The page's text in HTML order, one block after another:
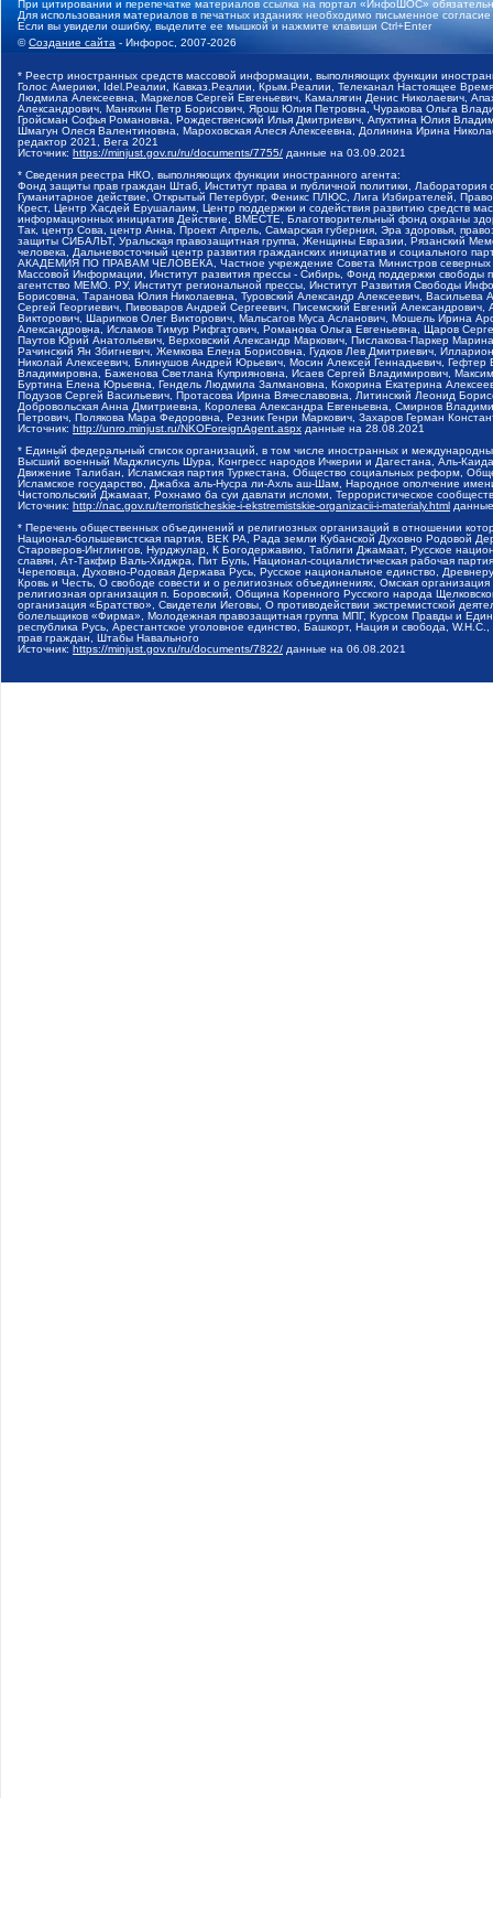
При цитировании и перепечатке материалов ссылка на портал «ИнфоШОС»
Для использования материалов в печатных изданиях необходимо письменное
Если вы увидели ошибку, выделите ее мышкой и нажмите клавиши Ctrl+Enter
©Создание сайта - Инфорос, 2007-2026
* Реестр иностранных средств массовой информации, выполняющих функции
Голос Америки, Idel.Реалии, Кавказ.Реалии, Крым.Реалии, Телеканал Настоящее
Людмила Алексеевна, Маркелов Сергей Евгеньевич, Камалягин Денис Николаевич,
Александрович, Маняхин Петр Борисович, Ярош Юлия Петровна, Чуракова Ольга
Гройсман Софья Романовна, Рождественский Илья Дмитриевич, Апухтина Юлия
Шмагун Олеся Валентиновна, Мароховская Алеся Алексеевна, Долинина Ирина
редактор 2021, Вега 2021
Источник: https://minjust.gov.ru/ru/documents/7755/ данные на 03.09.2021
* Сведения реестра НКО, выполняющих функции иностранного агента:
Фонд защиты прав граждан Штаб, Институт права и публичной политики,
Гуманитарное действие, Открытый Петербург, Феникс ПЛЮС, Лига Избирателей,
Крест, Центр Хасдей Ерушалаим, Центр поддержки и содействия развитию средств
информационных инициатив Действие, ВМЕСТЕ, Благотворительный фонд охраны
Так, центр Сова, центр Анна, Проект Апрель, Самарская губерния, Эра здоровья,
защиты СИБАЛЬТ, Уральская правозащитная группа, Женщины Евразии, Рязанский
человека, Дальневосточный центр развития гражданских инициатив и социального
АКАДЕМИЯ ПО ПРАВАМ ЧЕЛОВЕКА, Частное учреждение Совета Министров северных
Массовой Информации, Институт развития прессы - Сибирь, Фонд поддержки
агентство МЕМО. РУ, Институт региональной прессы, Институт Развития Свободы
Борисовна, Таранова Юлия Николаевна, Туровский Александр Алексеевич,
Сергей Георгиевич, Пивоваров Андрей Сергеевич, Писемский Евгений
Викторович, Шарипков Олег Викторович, Мальсагов Муса Асланович, Мошель Ирина
Александровна, Исламов Тимур Рифгатович, Романова Ольга Евгеньевна, Щаров
Паутов Юрий Анатольевич, Верховский Александр Маркович, Пислакова-Паркер
Рачинский Ян Збигневич, Жемкова Елена Борисовна, Гудков Лев Дмитриевич,
Николай Алексеевич, Блинушов Андрей Юрьевич, Мосин Алексей Геннадьевич,
Владимировна, Баженова Светлана Куприяновна, Исаев Сергей Владимирович,
Буртина Елена Юрьевна, Гендель Людмила Залмановна, Кокорина Екатерина
Подузов Сергей Васильевич, Протасова Ирина Вячеславовна, Литинский Леонид
Добровольская Анна Дмитриевна, Королева Александра Евгеньевна, Смирнов
Петрович, Полякова Мара Федоровна, Резник Генри Маркович, Захаров Герман
Источник: http://unro.minjust.ru/NKOForeignAgent.aspx данные на 28.08.2021
* Единый федеральный список организаций, в том числе иностранных и
Высший военный Маджлисуль Шура, Конгресс народов Ичкерии и Дагестана, Аль-
Движение Талибан, Исламская партия Туркестана, Общество социальных реформ,
Исламское государство, Джабха аль-Нусра ли-Ахль аш-Шам, Народное ополчение
Чистопольский Джамаат, Рохнамо ба суи давлати исломи, Террористическое
Источник: http://nac.gov.ru/terroristicheskie-i-ekstremistskie-organizacii-i-materialy.html
* Перечень общественных объединений и религиозных организаций в отношении
Национал-большевистская партия, ВЕК РА, Рада земли Кубанской Духовно Родовой
Староверов-Инглингов, Нурджулар, К Богодержавию, Таблиги Джамаат, Русское
славян, Ат-Такфир Валь-Хиджра, Пит Буль, Национал-социалистическая рабочая
Череповца, Духовно-Родовая Держава Русь, Русское национальное единство,
Кровь и Честь, О свободе совести и о религиозных объединениях, Омская
религиозная организация п. Боровский, Община Коренного Русского народа
организация «Братство», Свидетели Иеговы, О противодействии экстремистской
болельщиков «Фирма», Молодежная правозащитная группа МПГ, Курсом Правды и
республика Русь, Арестантское уголовное единство, Башкорт, Нация и свобода,
прав граждан, Штабы Навального
Источник: https://minjust.gov.ru/ru/documents/7822/ данные на 06.08.2021